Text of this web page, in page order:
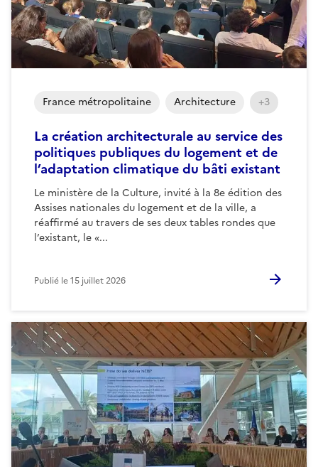
La création architecturale au service des
politiques publiques du logement et de
l’adaptation climatique du bâti existant
Le ministère de la Culture, invité à la 8e édition des
Assises nationales du logement et de la ville, a
réaffirmé au travers de ses deux tables rondes que
l’existant, le «...
France métropolitaine Architecture +3
Publié le15 juillet 2026